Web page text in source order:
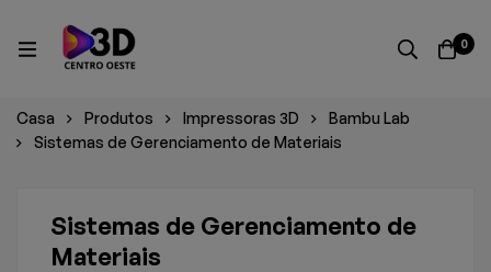
0
Casa Produtos Impressoras 3D
Bambu Lab
Sistemas de Gerenciamento de Materiais
Sistemas de Gerenciamento de
Materiais